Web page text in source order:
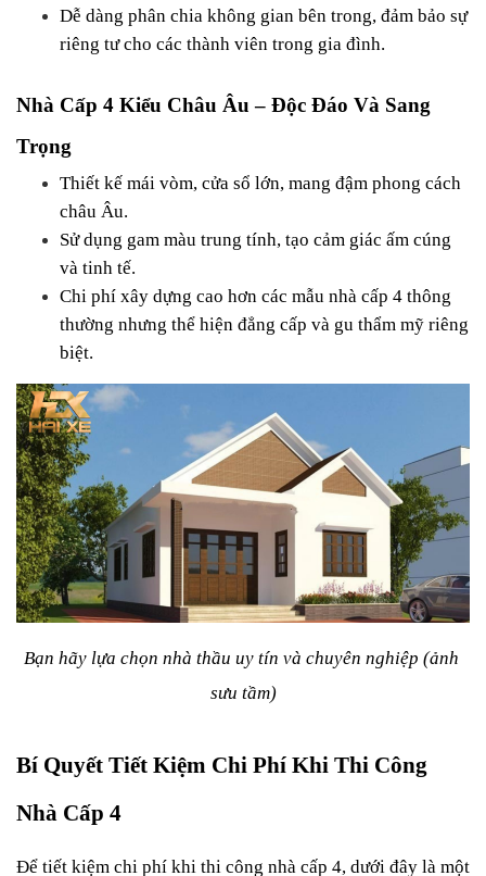
Dễ dàng phân chia không gian bên trong, đảm bảo sự
riêng tư cho các thành viên trong gia đình.
Nhà Cấp 4 Kiểu Châu Âu – Độc Đáo Và Sang
Trọng
Thiết kế mái vòm, cửa sổ lớn, mang đậm phong cách
châu Âu.
Sử dụng gam màu trung tính, tạo cảm giác ấm cúng
và tinh tế.
Chi phí xây dựng cao hơn các mẫu nhà cấp 4 thông
thường nhưng thể hiện đẳng cấp và gu thẩm mỹ riêng
biệt.
Bạn hãy lựa chọn nhà thầu uy tín và chuyên nghiệp (ảnh
sưu tầm)
Bí Quyết Tiết Kiệm Chi Phí Khi Thi Công
Nhà Cấp 4
Để tiết kiệm chi phí khi thi công nhà cấp 4, dưới đây là một